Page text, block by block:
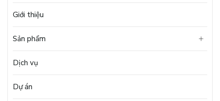
Giới thiệu
Sản phẩm
Dịch vụ
Dự án